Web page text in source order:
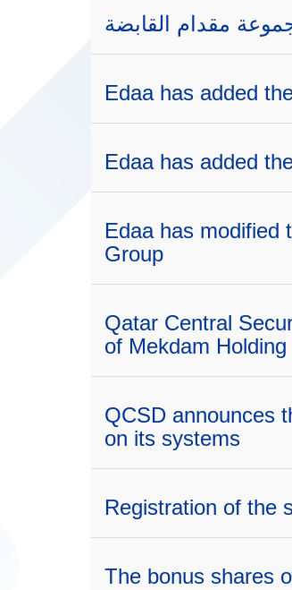
مقدام القابضة
Edaa has added
Edaa has added
Edaa has modified
Group
Qatar Central
of Mekdam
QCSD announces
on its systems
Registration of the
The bonus shares